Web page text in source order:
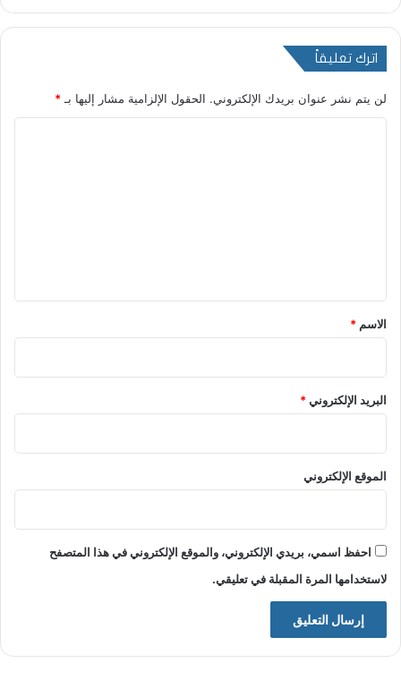
اترك تعليقاً
لن يتم نشر عنوان بريدك الإلكتروني. الحقول الإلزامية مشار إليها بـ*
*
الاسم *
البريد الإلكتروني*
الموقع الإلكتروني
احفظ اسمي، بريدي الإلكتروني، والموقع الإلكتروني في هذا المتصفح
لاستخدامها المرة المقبلة في تعليقي.